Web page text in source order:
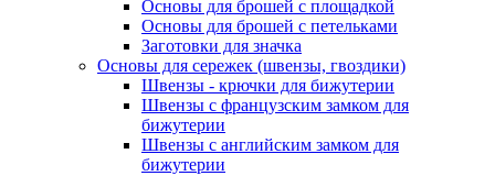
Основы для брошей с площадкой
Основы для брошей с петельками
Заготовки для значка
Основы для сережек (швензы, гвоздики)
Швензы - крючки для бижутерии
Швензы с французским замком для
бижутерии
Швензы с английским замком для
бижутерии